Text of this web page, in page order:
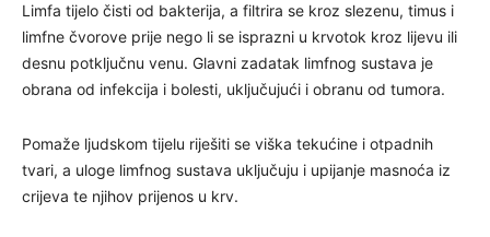
Limfa tijelo čisti od bakterija, a filtrira se kroz slezenu, timus i
limfne čvorove prije nego li se isprazni u krvotok kroz lijevu ili
desnu potključnu venu. Glavni zadatak limfnog sustava je
obrana od infekcija i bolesti, uključujući i obranu od tumora.
Pomaže ljudskom tijelu riješiti se viška tekućine i otpadnih
tvari, a uloge limfnog sustava uključuju i upijanje masnoća iz
crijeva te njihov prijenos u krv.